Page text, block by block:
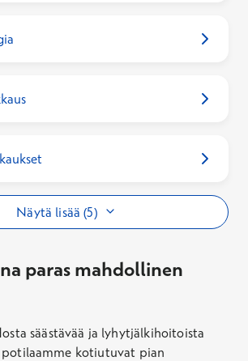
Näytä lisää (5)
paras mahdollinen
säästävää ja lyhytjälkihoitoista
kotiutuvat pian